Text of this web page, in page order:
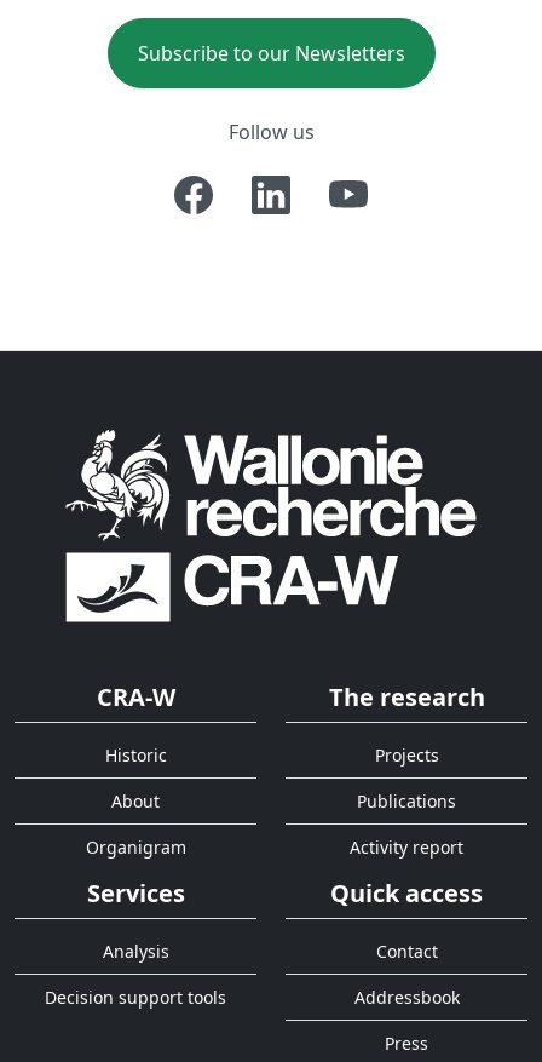
Subscribe to our Newsletters
Follow us
CRA-W
Historic
About
Organigram
The research
Projects
Publications
Activity report
Services
Analysis
Decision support tools
Quick access
Contact
Addressbook
Press